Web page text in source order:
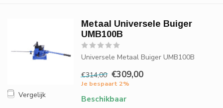
Vergelijk
Metaal Universele Buiger
UMB100B
Universele Metaal Buiger UMB100B
€314,00 €309,00
Je bespaart 2%
Beschikbaar